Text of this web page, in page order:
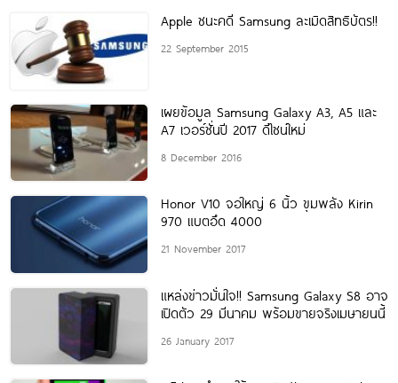
Apple ชนะคดี Samsung ละเมิดสิทธิบัตร!!
22 September 2015
เผยข้อมูล Samsung Galaxy A3, A5 และ
A7 เวอร์ชั่นปี 2017 ดีไซน์ใหม่
8 December 2016
Honor V10 จอใหญ่ 6 นิ้ว ขุมพลัง Kirin
970 แบตอึด 4000
21 November 2017
แหล่งข่าวมั่นใจ!! Samsung Galaxy S8 อาจ
เปิดตัว 29 มีนาคม พร้อมขายจริงเมษายนนี้
26 January 2017